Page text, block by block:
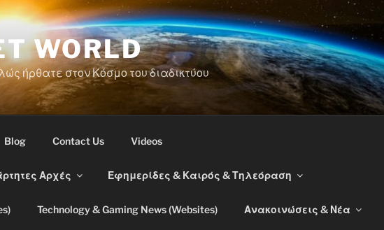
WORLD
ήρθατε στον Κόσμο του διαδικτύου
Blog Contact Us Videos
Αρχές Εφημερίδες & Καιρός & Τηλεόραση
Technology & Gaming News (Websites) Ανακοινώσεις & Νέα